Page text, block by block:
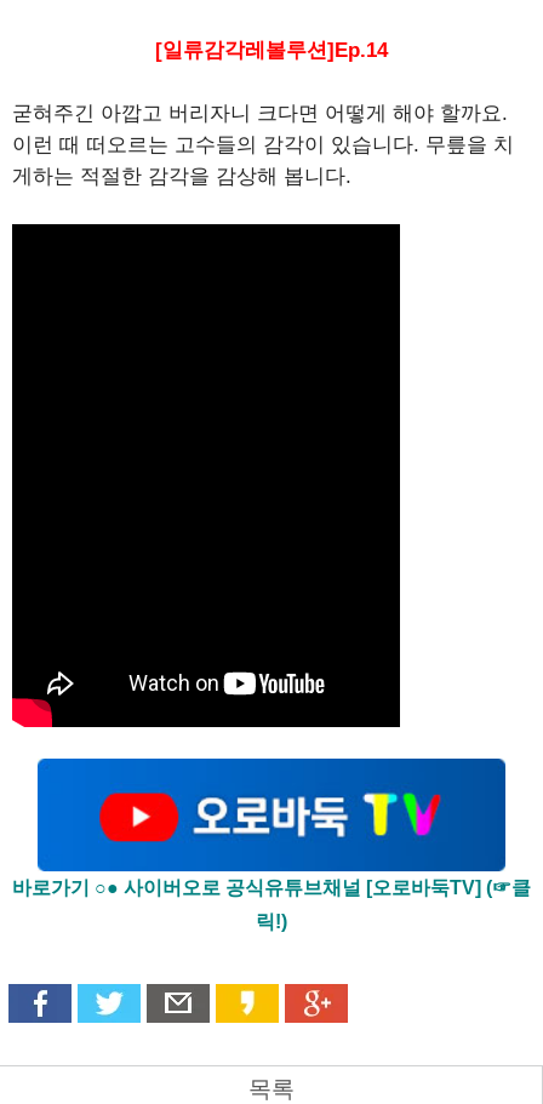
[일류감각레볼루션]Ep.14
굳혀주긴 아깝고 버리자니 크다면 어떻게 해야 할까요.
이런 때 떠오르는 고수들의 감각이 있습니다. 무릎을 치
게하는 적절한 감각을 감상해 봅니다.
바로가기 ○● 사이버오로 공식유튜브채널 [오로바둑TV] (☞클
릭!)
목록